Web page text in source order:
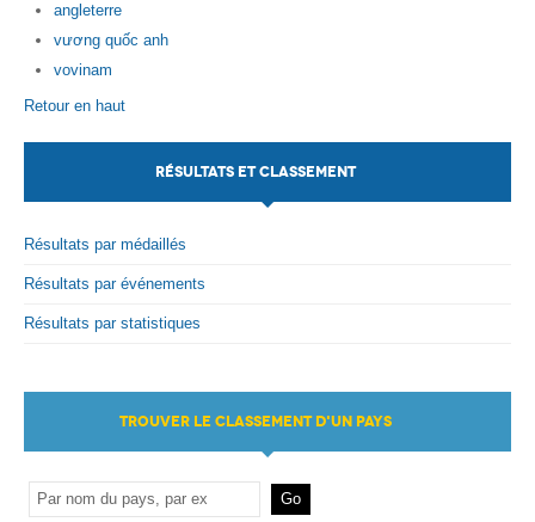
angleterre
vương quốc anh
vovinam
Retour en haut
RÉSULTATS ET CLASSEMENT
Résultats par médaillés
Résultats par événements
Résultats par statistiques
TROUVER LE CLASSEMENT D'UN PAYS